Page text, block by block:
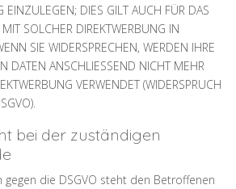
EINZULEGEN; DIES GILT AUCH FÜR DAS
SOLCHER DIREKTWERBUNG IN
SIE WIDERSPRECHEN, WERDEN IHRE
DATEN ANSCHLIESSEND NICHT MEHR
VERWENDET (WIDERSPRUCH
bei der zuständigen
gegen die DSGVO steht den Betroffenen